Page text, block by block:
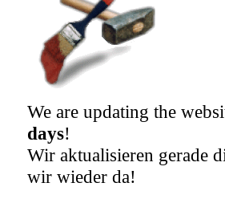
We are updating the
days!
Wir aktualisieren gerade
wir wieder da!